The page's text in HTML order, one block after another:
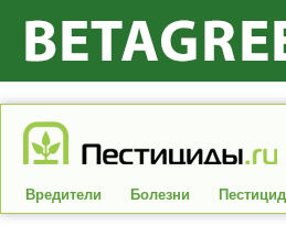
Вредители Болезни